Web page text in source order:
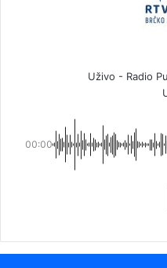
Uživo - Radio
00:00